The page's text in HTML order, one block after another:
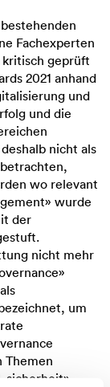
Fachexperten
kritisch geprüft
2021 anhand
und
und die
nicht als
wo relevant
wurde
der
nicht mehr
um
Themen
sicherheit»